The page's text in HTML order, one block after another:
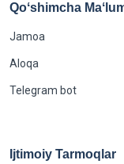
Qoʻshimcha
Jamoa
Aloqa
Telegram bot
Ijtimoiy Tarmoqlar